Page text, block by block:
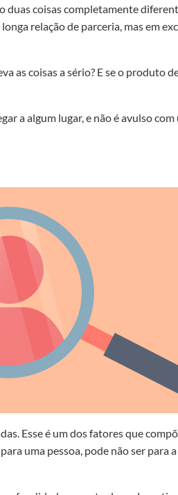
duas coisas completamente
relação de parceria, mas em
as coisas a sério? E se o produto
a algum lugar, e não é avulso com
Esse é um dos fatores que
uma pessoa, pode não ser para